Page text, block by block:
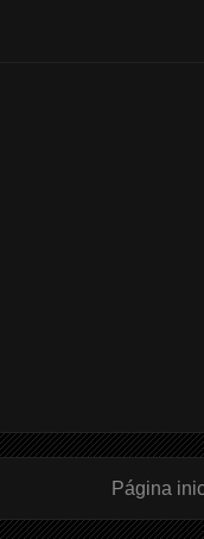
Página